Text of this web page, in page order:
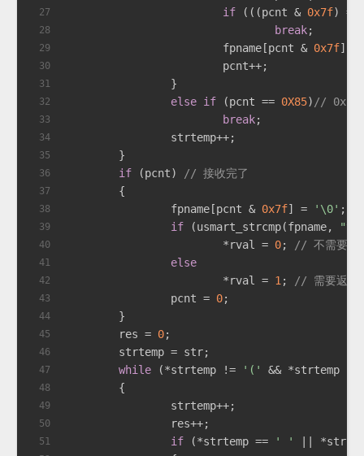
27
28
29
30
31
32
33
34
35
36
37
38
39
40
41
42
43
44
45
46
47
48
49
50
51
if (((pcnt & 0x7f)
break
			fpname[pcnt &
0x7f] =
			pcnt++;
		}
else if (pcnt == 0X85) // 0x85
break;
		strtemp++;
	}
if (pcnt)
// 接收完了
	{
		fpname[pcnt &
0x7f] = '\0' ;
if (usmart_strcmp(fpname,
			*rval =
0;
// 不需要返
else
			*rval =
1 ;
// 需要返回
		pcnt =
0;
	}
	res =
0;
	strtemp = str;
while (*strtemp != '('
&& *strtemp
	{
		strtemp++;
		res++;
if (*strtemp == ' '
||